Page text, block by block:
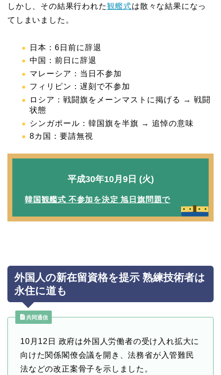
しかし、その結果行われた観艦式は散々な結果になっ
てしまいました。
日本：6日前に辞退
中国：前日に辞退
マレーシア：当日不参加
フィリピン：遅刻で不参加
ロシア：戦闘旗をメーンマストに掲げる → 戦闘
状態
シンガポール：韓国旗を半旗 → 追悼の意味
8カ国：要請無視
平成30年10月9日 (火)
韓国観艦式 不参加を決定 旭日旗問題で
外国人の新在留資格を提示 熟練技術者は
永住に道も
共同通信
10月12日 政府は外国人労働者の受け入れ拡大に
向けた関係閣僚会議を開き、法務省が入管難民
法などの改正案骨子を示しました。